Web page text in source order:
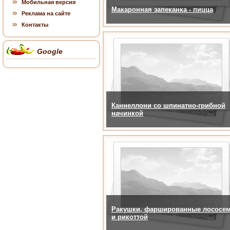
Макаронная запеканка - пицца
Каннеллони со шпинатно-грибной
начинкой
Ракушки, фаршированные
и рикоттой
Мобильная версия
Реклама на сайте
Контакты
Google